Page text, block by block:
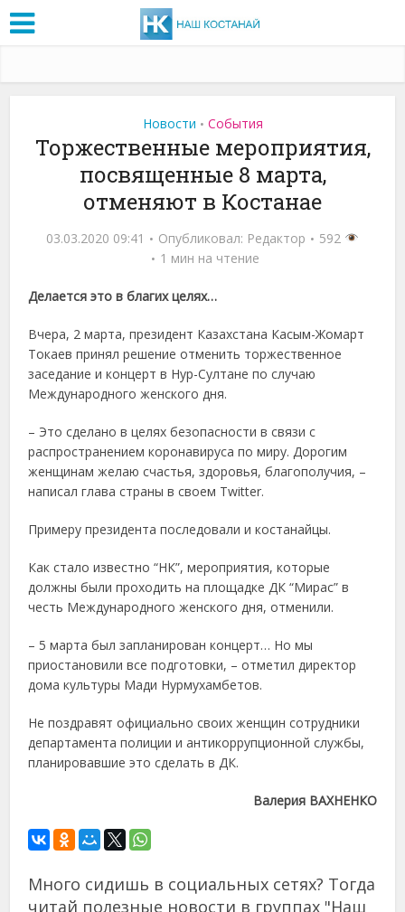
Новости • События
Торжественные мероприятия,
посвященные 8 марта,
отменяют в Костанае
03.03.2020 09:41 Опубликовал: Редактор
592
1 мин на чтение
Делается это в благих целях…
Вчера, 2 марта, президент Казахстана Касым-Жомарт
Токаев принял решение отменить торжественное
заседание и концерт в Нур-Султане по случаю
Международного женского дня.
– Это сделано в целях безопасности в связи с
распространением коронавируса по миру. Дорогим
женщинам желаю счастья, здоровья, благополучия, –
написал глава страны в своем Twitter.
Примеру президента последовали и костанайцы.
Как стало известно “НК”, мероприятия, которые
должны были проходить на площадке ДК “Мирас” в
честь Международного женского дня, отменили.
– 5 марта был запланирован концерт… Но мы
приостановили все подготовки, – отметил директор
дома культуры Мади Нурмухамбетов.
Не поздравят официально своих женщин сотрудники
департамента полиции и антикоррупционной службы,
планировавшие это сделать в ДК.
Валерия ВАХНЕНКО
Много сидишь в социальных сетях? Тогда
читай полезные новости в группах "Наш